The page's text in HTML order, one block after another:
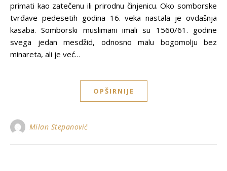
primati kao zatečenu ili prirodnu činjenicu. Oko somborske
tvrđave pedesetih godina 16. veka nastala je ovdašnja
kasaba. Somborski muslimani imali su 1560/61. godine
svega jedan mesdžid, odnosno malu bogomolјu bez
minareta, ali je već…
OPŠIRNIJE
Milan Stepanović